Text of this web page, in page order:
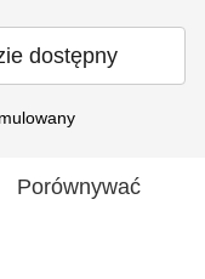
dostępny
Porównywać